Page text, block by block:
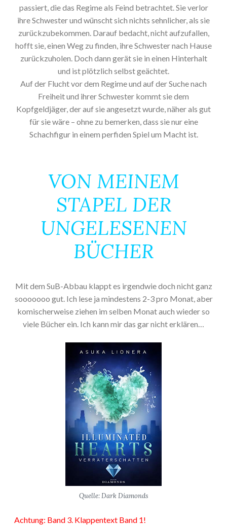
passiert, die das Regime als Feind betrachtet. Sie verlor
ihre Schwester und wünscht sich nichts sehnlicher, als sie
zurückzubekommen. Darauf bedacht, nicht aufzufallen,
hofft sie, einen Weg zu finden, ihre Schwester nach Hause
zurückzuholen. Doch dann gerät sie in einen Hinterhalt
und ist plötzlich selbst geächtet.
Auf der Flucht vor dem Regime und auf der Suche nach
Freiheit und ihrer Schwester kommt sie dem
Kopfgeldjäger, der auf sie angesetzt wurde, näher als gut
für sie wäre – ohne zu bemerken, dass sie nur eine
Schachfigur in einem perfiden Spiel um Macht ist.
VON MEINEM
STAPEL DER
UNGELESENEN
BÜCHER
Mit dem SuB-Abbau klappt es irgendwie doch nicht ganz
sooooooo gut. Ich lese ja mindestens 2-3 pro Monat, aber
komischerweise ziehen im selben Monat auch wieder so
viele Bücher ein. Ich kann mir das gar nicht erklären…
Quelle: Dark Diamonds
Achtung: Band 3. Klappentext Band 1!